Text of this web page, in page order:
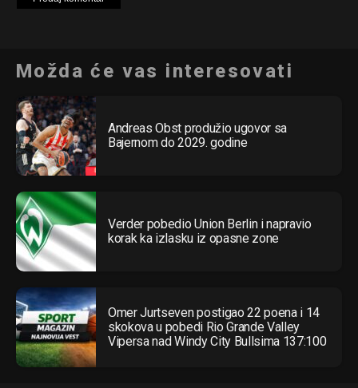
Možda će vas interesovati
Andreas Obst produžio ugovor sa
Bajernom do 2029. godine
Verder pobedio Union Berlin i napravio
korak ka izlasku iz opasne zone
Omer Jurtseven postigao 22 poena i 14
skokova u pobedi Rio Grande Valley
Vipersa nad Windy City Bullsima 137:100